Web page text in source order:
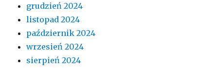
grudzień 2024
listopad 2024
październik 2024
wrzesień 2024
sierpień 2024